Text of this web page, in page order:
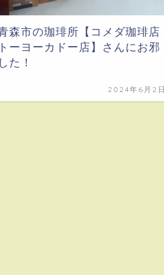
森市の珈琲所【コメダ珈琲店
ーヨーカドー店】さんにお邪
た！
2024年6月2